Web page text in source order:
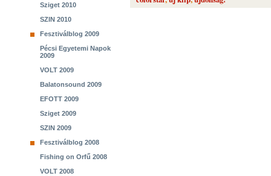
Sziget 2010
SZIN 2010
Fesztiválblog 2009
Pécsi Egyetemi Napok
2009
VOLT 2009
Balatonsound 2009
EFOTT 2009
Sziget 2009
SZIN 2009
Fesztiválblog 2008
Fishing on Orfű 2008
VOLT 2008